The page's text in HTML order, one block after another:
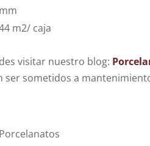
m2/ caja
visitar nuestro blog:
sometidos a